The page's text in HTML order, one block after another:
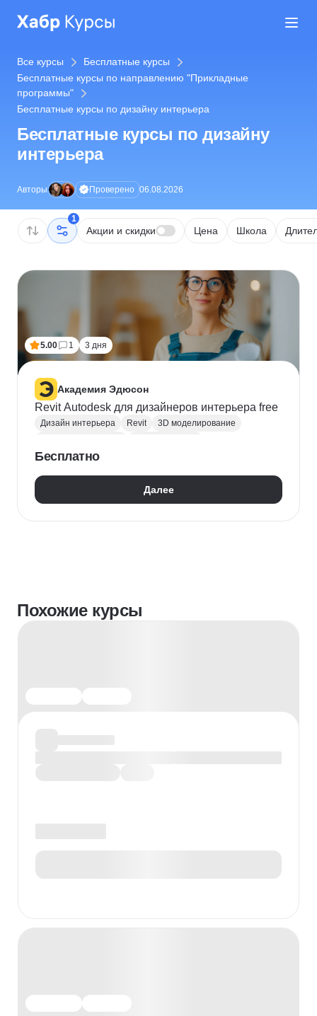
Все курсы
Бесплатные курсы
Бесплатные курсы по направлению "Прикладные
программы"
Бесплатные курсы по дизайну интерьера
Бесплатные курсы по дизайну
интерьера
Авторы Проверено 06.08.2026
1
Акции и скидки Цена Школа
5.00 1 3 дня
Академия Эдюсон
Revit Autodesk для дизайнеров интерьера free
Дизайн интерьера Revit
3D моделирование
Бесплатно
Далее
Похожие курсы